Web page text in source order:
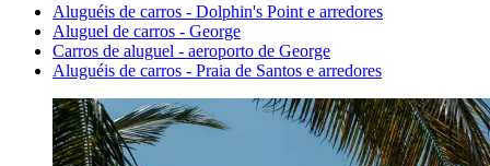
Aluguéis de carros - Dolphin's Point e arredores
Aluguel de carros - George
Carros de aluguel - aeroporto de George
Aluguéis de carros - Praia de Santos e arredores